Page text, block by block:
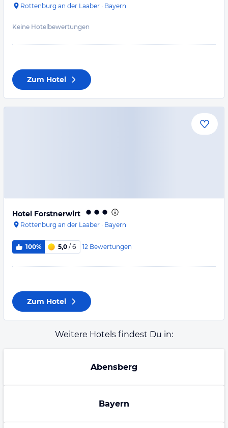
Rottenburg an der Laaber · Bayern
Keine Hotelbewertungen
Zum Hotel
Hotel Forstnerwirt
Rottenburg an der Laaber · Bayern
100% 5,0 / 6 12 Bewertungen
Zum Hotel
Weitere Hotels findest Du in:
Abensberg
Bayern